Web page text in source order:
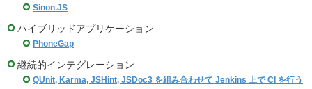
Sinon.JS
ハイブリッドアプリケーション
PhoneGap
継続的インテグレーション
QUnit, Karma, JSHint, JSDoc3 を組み合わせて Jenkins 上で CI を行う